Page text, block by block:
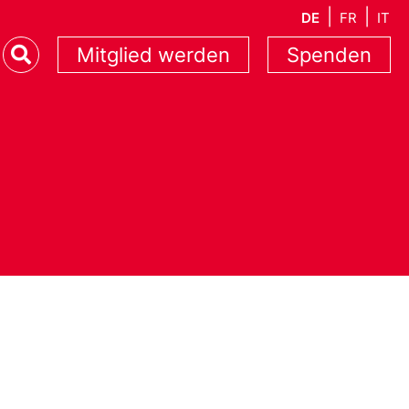
DE FR IT
Mitglied werden Spenden